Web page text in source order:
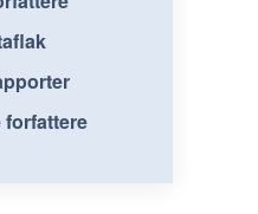
forfattere